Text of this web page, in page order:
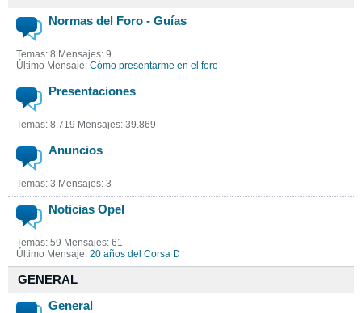
Normas del Foro - Guías
Temas: 8 Mensajes: 9
Último Mensaje: Cómo presentarme en el foro
Presentaciones
Temas: 8.719 Mensajes: 39.869
Anuncios
Temas: 3 Mensajes: 3
Noticias Opel
Temas: 59 Mensajes: 61
Último Mensaje: 20 años del Corsa D
GENERAL
General